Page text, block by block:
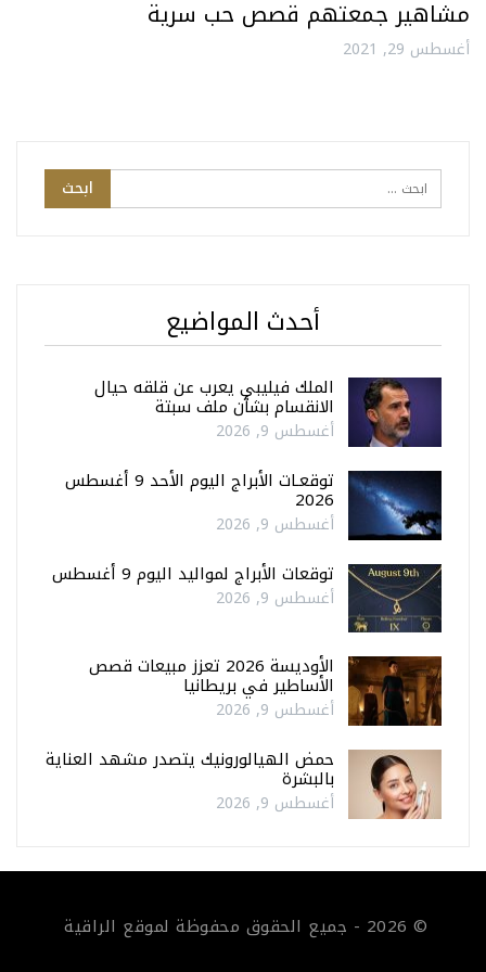
مشاهير جمعتهم قصص حب سرية
أغسطس 29, 2021
أحدث المواضيع
الملك فيليبي يعرب عن قلقه حيال
الانقسام بشأن ملف سبتة
أغسطس 9, 2026
توقعـات الأبراج اليوم الأحد 9 أغسطس
2026
أغسطس 9, 2026
توقعات الأبراج لمواليد اليوم 9 أغسطس
أغسطس 9, 2026
الأوديسة 2026 تعزز مبيعات قصص
الأساطير في بريطانيا
أغسطس 9, 2026
حمض الهيالورونيك يتصدر مشهد العناية
بالبشرة
أغسطس 9, 2026
© 2026 - جميع الحقوق محفوظة لموقع الراقية